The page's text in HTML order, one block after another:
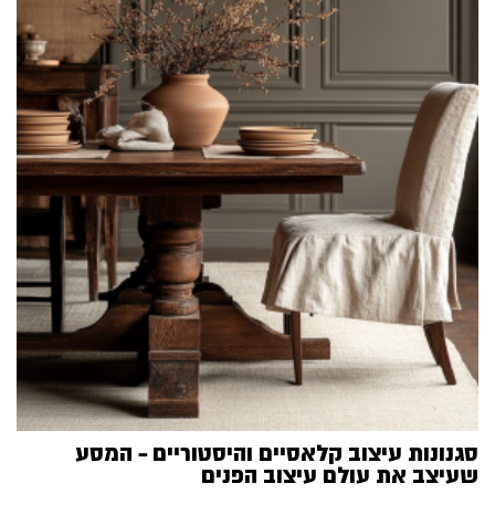
סגנונות עיצוב קלאסיים והיסטוריים – המסע
שעיצב את עולם עיצוב הפנים